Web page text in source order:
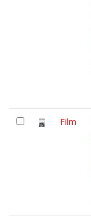
Film